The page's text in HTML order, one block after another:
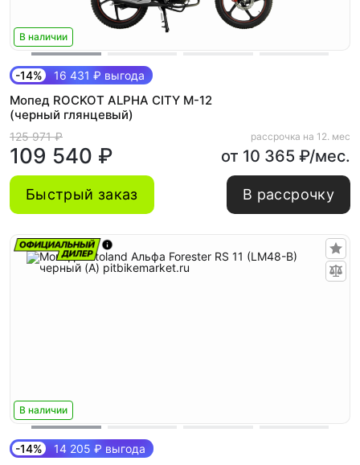
В наличии
-14% 16 431 ₽ выгода
Мопед ROCKOT ALPHA CITY M-12
(черный глянцевый)
125 971 ₽
109 540 ₽
рассрочка на 12. мес
от 10 365 ₽/мес.
Быстрый заказ В рассрочку
В наличии
-14% 14 205 ₽ выгода